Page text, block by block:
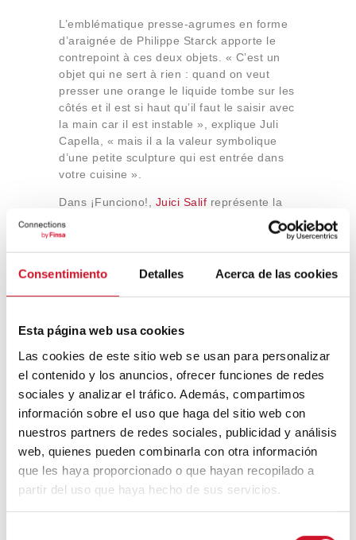
Consentimiento Detalles Acerca de las cookies
Esta página web usa cookies
Las cookies de este sitio web se usan para personalizar
el contenido y los anuncios, ofrecer funciones de redes
sociales y analizar el tráfico. Además, compartimos
información sobre el uso que haga del sitio web con
nuestros partners de redes sociales, publicidad y análisis
web, quienes pueden combinarla con otra información
que les haya proporcionado o que hayan recopilado a
partir del uso que haya hecho de sus servicios.
L’emblématique presse-agrumes en forme
d’araignée de Philippe Starck apporte le
contrepoint à ces deux objets. « C’est un
objet qui ne sert à rien : quand on veut
presser une orange le liquide tombe sur les
côtés et il est si haut qu’il faut le saisir avec
la main car il est instable », explique Juli
Capella, « mais il a la valeur symbolique
d’une petite sculpture qui est entrée dans
votre cuisine ».
Dans ¡Funciono!, Juici Salif représente la
valeur esthétique du design. Et d’ailleurs,
Starck lui-même a déclaré que « il n’est pas
fait pour presser les citrons, mais pour
entamer des conversations ».
Madrid Design Festival